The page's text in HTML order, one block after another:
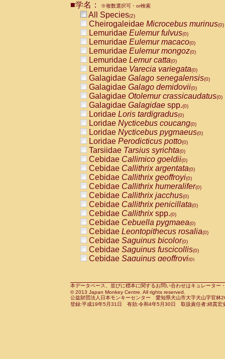
CebidaeCebus nigrivittatus
CebidaeCebus
CebidaeSaimiri boliviensis(0)
CebidaeSaimiri sciureus(0)
AtelidaeAlouatta caraya(0)
AtelidaeAlouatta fusca(0)
AtelidaeAlouatta seniculus
AtelidaeAlouattaspp.(0)
AtelidaeAteles belzebuth(0)
AtelidaeAteles geoffroyi(0)
AtelidaeAteles paniscus(0)
AtelidaeAtelesspp.(0)
Atelidae Lagothrix lagothricha
AtelidaeLagothrix lagothricha cana
PitheciidaeCacajao calvus
PitheciidaeCallicebus cupreus
PitheciidaeCallicebus donacophilus
PitheciidaeCallicebus moloch
PitheciidaeCallicebus torquatus
PitheciidaeCallicebusspp.(0)
PitheciidaeChiropotes satanas(0)
PitheciidaePithecia monachus
PitheciidaePithecia pithecia(0)
CercopithecidaeCercocebus agilis
CercopithecidaeCercocebus
CercopithecidaeCercocebus
CercopithecidaeCercocebus
CercopithecidaeCercocebus
CercopithecidaeCercocebushybrid
CercopithecidaePapio anubis(0)
CercopithecidaePapio cynocephalus
CercopithecidaePapio hamadryas(0)
■学名： ※複数選択可・or検索
All Species(2)
Cheirogaleidae Microcebus murinus(0)
Lemuridae Eulemur fulvus(0)
Lemuridae Eulemur macaco(0)
Lemuridae Eulemur mongoz(0)
Lemuridae Lemur catta(0)
Lemuridae Varecia variegata(0)
Galagidae Galago senegalensis(0)
Galagidae Galago demidovii(0)
Galagidae Otolemur crassicaudatus(0)
Galagidae Galagidae spp.(0)
Loridae Loris tardigradus(0)
Loridae Nycticebus coucang(0)
Loridae Nycticebus pygmaeus(0)
Loridae Perodicticus potto(0)
Tarsiidae Tarsius syrichta(0)
Cebidae Callimico goeldii(0)
Cebidae Callithrix argentata(0)
Cebidae Callithrix geoffroyi(0)
Cebidae Callithrix humeralifer(0)
Cebidae Callithrix jacchus(0)
Cebidae Callithrix penicillata(0)
Cebidae Callithrixspp.(0)
Cebidae Cebuella pygmaea(0)
Cebidae Leontopithecus rosalia(0)
Cebidae Saguinus bicolor(0)
Cebidae Saguinus fuscicollis(0)
Cebidae Saguinus geoffroyi(0)
CebidaeSaguinus leucopus(0)
CebidaeSaguinus midas(0)
Cebidae Saguinus mystax(0)
本データベース、並びに標本に関するお問い合わせはキュレータ
© 2013 Japan Monkey Centre. All rights reserved.
公益財団法人日本モンキーセンター 愛知県犬山市大字犬山字官
登録:平成19年5月31日 有効:令和4年5月30日 取扱責任者:綿貫宏